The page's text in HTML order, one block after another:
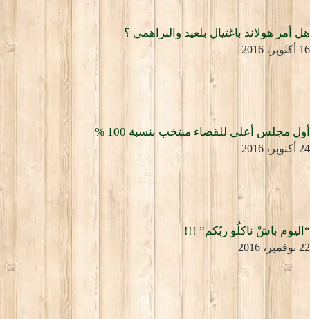
هل أمر هولاند باغتيال بلعيد والبراهمي ؟
16 أكتوبر، 2016
أول مجلس أعلى للقضاء منتخب بنسبة 100 %
24 أكتوبر، 2016
“اليوم باشْ ناكلُو ربّكم” !!!
22 نوفمبر، 2016